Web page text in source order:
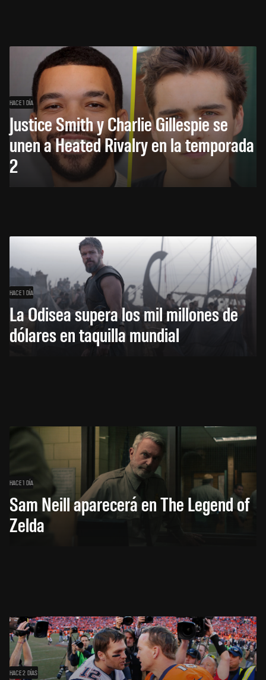
HACE 1 DÍA
Justice Smith y Charlie Gillespie se
unen a Heated Rivalry en la temporada
2
HACE 1 DÍA
La Odisea supera los mil millones de
dólares en taquilla mundial
HACE 1 DÍA
Sam Neill aparecerá en The Legend of
Zelda
HACE 2 DÍAS